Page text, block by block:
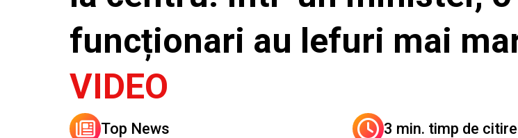
funcționari au lefuri mai
VIDEO
Top News 3 min. timp de citire